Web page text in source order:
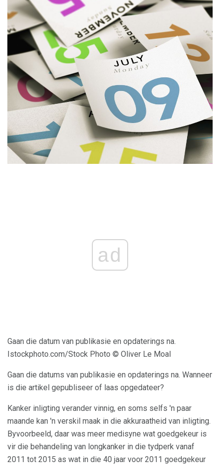
ad
Gaan die datum van publikasie en opdaterings na.
Istockphoto.com/Stock Photo © Oliver Le Moal
Gaan die datums van publikasie en opdaterings na. Wanneer
is die artikel gepubliseer of laas opgedateer?
Kanker inligting verander vinnig, en soms selfs 'n paar
maande kan 'n verskil maak in die akkuraatheid van inligting.
Byvoorbeeld, daar was meer medisyne wat goedgekeur is
vir die behandeling van longkanker in die tydperk vanaf
2011 tot 2015 as wat in die 40 jaar voor 2011 goedgekeur